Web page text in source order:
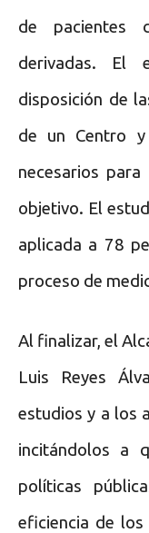
de pacientes
derivadas. El
disposición de
de un Centro y
necesarios
objetivo. El
aplicada a 78
proceso de
Al finalizar, el
Luis Reyes
estudios y a los
incitándolos a
políticas
eficiencia de los